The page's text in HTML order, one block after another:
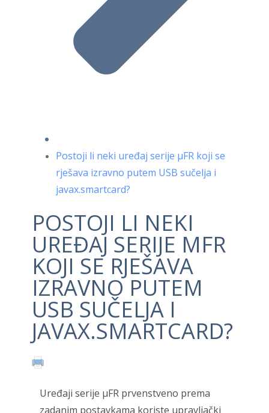
Postoji li neki uređaj serije μFR koji se
rješava izravno putem USB sučelja i
javax.smartcard?
POSTOJI LI NEKI
UREĐAJ SERIJE ΜFR
KOJI SE RJEŠAVA
IZRAVNO PUTEM
USB SUČELJA I
JAVAX.SMARTCARD?
Uređaji serije μFR prvenstveno prema
zadanim postavkama koriste upravljački